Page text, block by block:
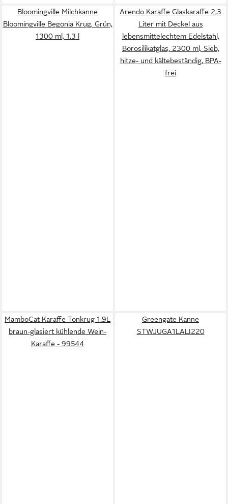
Bloomingville Milchkanne
Bloomingville Begonia Krug, Grün,
1300 ml, 1.3 l
Arendo Karaffe Glaskaraffe 2,3
Liter mit Deckel aus
lebensmittelechtem Edelstahl,
Borosilikatglas, 2300 ml, Sieb,
hitze- und kältebeständig, BPA-
frei
MamboCat Karaffe Tonkrug 1.9L
braun-glasiert kühlende Wein-
Karaffe - 99544
Greengate Kanne
STWJUGA1LALI220